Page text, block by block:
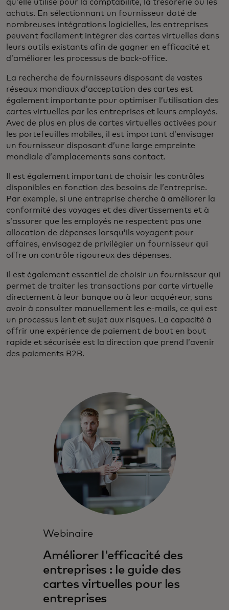
qu’elle utilise pour la comptabilité, la trésorerie ou les
achats. En sélectionnant un fournisseur doté de
nombreuses intégrations logicielles, les entreprises
peuvent facilement intégrer des cartes virtuelles dans
leurs outils existants afin de gagner en efficacité et
d’améliorer les processus de back-office.
La recherche de fournisseurs disposant de vastes
réseaux mondiaux d’acceptation des cartes est
également importante pour optimiser l’utilisation des
cartes virtuelles par les entreprises et leurs employés.
Avec de plus en plus de cartes virtuelles activées pour
les portefeuilles mobiles, il est important d’envisager
un fournisseur disposant d’une large empreinte
mondiale d’emplacements sans contact.
Il est également important de choisir les contrôles
disponibles en fonction des besoins de l’entreprise.
Par exemple, si une entreprise cherche à améliorer la
conformité des voyages et des divertissements et à
s’assurer que les employés ne respectent pas une
allocation de dépenses lorsqu’ils voyagent pour
affaires, envisagez de privilégier un fournisseur qui
offre un contrôle rigoureux des dépenses.
Il est également essentiel de choisir un fournisseur qui
permet de traiter les transactions par carte virtuelle
directement à leur banque ou à leur acquéreur, sans
avoir à consulter manuellement les e-mails, ce qui est
un processus lent et sujet aux risques. La capacité à
offrir une expérience de paiement de bout en bout
rapide et sécurisée est la direction que prend l’avenir
des paiements B2B.
Webinaire
Améliorer l'efficacité des
entreprises : le guide des
cartes virtuelles pour les
entreprises